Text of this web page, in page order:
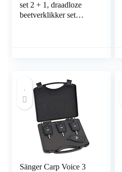
set 2 + 1, draadloze
beetverklikker set
Sänger Carp Voice 3